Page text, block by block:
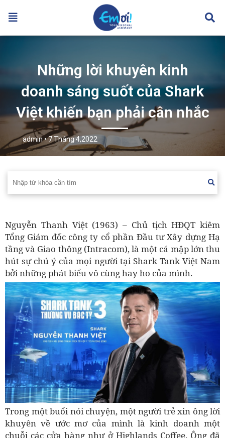
Những lời khuyên kinh
doanh sáng suốt của Shark
Việt khiến bạn phải cân nhắc
admin• 7 Tháng 4,2022
Nguyễn Thanh Việt (1963) – Chủ tịch HĐQT kiêm
Tổng Giám đốc công ty cổ phần Đầu tư Xây dựng Hạ
tầng và Giao thông (Intracom), là một cá mập lớn thu
hút sự chú ý của mọi người tại Shark Tank Việt Nam
bởi những phát biểu vô cùng hay ho của mình.
Trong một buổi nói chuyện, một người trẻ xin ông lời
khuyên về ước mơ của mình là kinh doanh một
chuỗi các cửa hàng như ở Highlands Coffee. Ông đã